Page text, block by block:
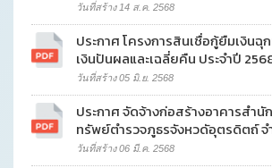
วันที่สร้าง 14 ส.ค. 2568
ประกาศ โครงการสินเชื่อกู้ยืมเงินฉุ
เงินปันผลและเฉลี่ยคืน ประจำปี
วันที่สร้าง 05 มิ.ย. 2568
ประกาศ จัดจ้างก่อสร้างอาคารสำ
ทรัพย์ตำรวจภูธรจังหวดัอุตรดิตถ์ จ
วันที่สร้าง 06 มี.ค. 2568